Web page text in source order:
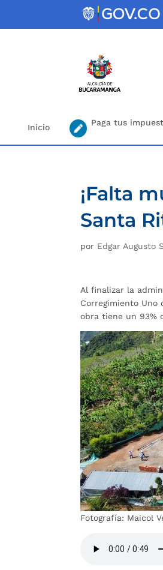
Inicio Paga tus
¡Falta
Santa
por Edgar Augusto
Al finalizar la
Corregimiento Uno
obra tiene un 93%
Fotografía: Maicol